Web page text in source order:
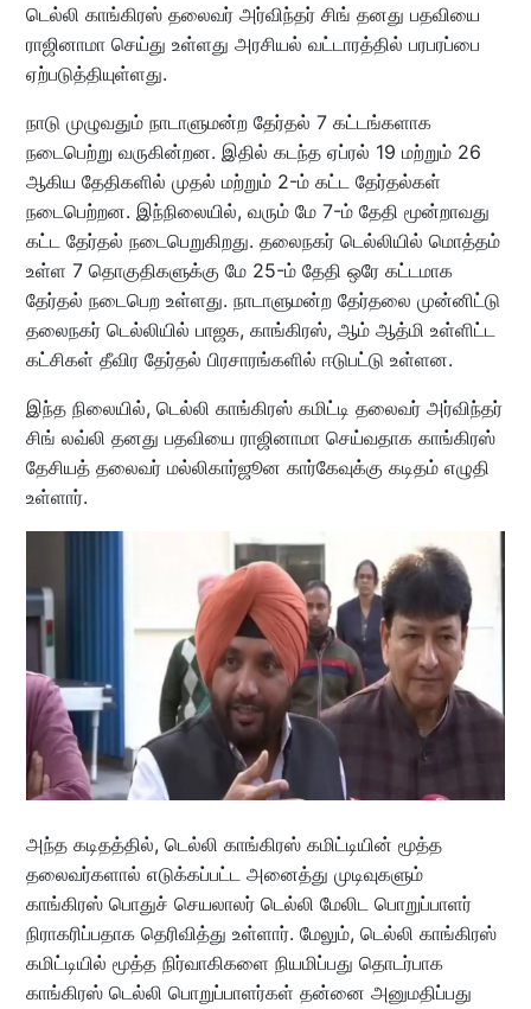
டெல்லி காங்கிரஸ் தலைவர் அர்விந்தர் சிங் தனது பதவியை
ராஜினாமா செய்து உள்ளது அரசியல் வட்டாரத்தில் பரபரப்பை
ஏற்படுத்தியுள்ளது.
நாடு முழுவதும் நாடாளுமன்ற தேர்தல் 7 கட்டங்களாக
நடைபெற்று வருகின்றன. இதில் கடந்த ஏப்ரல் 19 மற்றும் 26
ஆகிய தேதிகளில் முதல் மற்றும் 2-ம் கட்ட தேர்தல்கள்
நடைபெற்றன. இந்நிலையில், வரும் மே 7-ம் தேதி மூன்றாவது
கட்ட தேர்தல் நடைபெறுகிறது. தலைநகர் டெல்லியில் மொத்தம்
உள்ள 7 தொகுதிகளுக்கு மே 25-ம் தேதி ஒரே கட்டமாக
தேர்தல் நடைபெற உள்ளது. நாடாளுமன்ற தேர்தலை முன்னிட்டு
தலைநகர் டெல்லியில் பாஜக, காங்கிரஸ், ஆம் ஆத்மி உள்ளிட்ட
கட்சிகள் தீவிர தேர்தல் பிரசாரங்களில் ஈடுபட்டு உள்ளன.
இந்த நிலையில், டெல்லி காங்கிரஸ் கமிட்டி தலைவர் அர்விந்தர்
சிங் லவ்லி தனது பதவியை ராஜினாமா செய்வதாக காங்கிரஸ்
தேசியத் தலைவர் மல்லிகார்ஜூன கார்கேவுக்கு கடிதம் எழுதி
உள்ளார்.
அந்த கடிதத்தில், டெல்லி காங்கிரஸ் கமிட்டியின் மூத்த
தலைவர்களால் எடுக்கப்பட்ட அனைத்து முடிவுகளும்
காங்கிரஸ் பொதுச் செயலாலர் டெல்லி மேலிட பொறுப்பாளர்
நிராகரிப்பதாக தெரிவித்து உள்ளார். மேலும், டெல்லி காங்கிரஸ்
கமிட்டியில் மூத்த நிர்வாகிகளை நியமிப்பது தொடர்பாக
காங்கிரஸ் டெல்லி பொறுப்பாளர்கள் தன்னை அனுமதிப்பது